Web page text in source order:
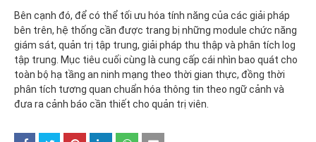
Bên cạnh đó, để có thể tối ưu hóa tính năng của các giải pháp
bên trên, hệ thống cần được trang bị những module chức năng
giám sát, quản trị tập trung, giải pháp thu thập và phân tích log
tập trung. Mục tiêu cuối cùng là cung cấp cái nhìn bao quát cho
toàn bộ hạ tầng an ninh mạng theo thời gian thực, đồng thời
phân tích tương quan chuẩn hóa thông tin theo ngữ cảnh và
đưa ra cảnh báo cần thiết cho quản trị viên.